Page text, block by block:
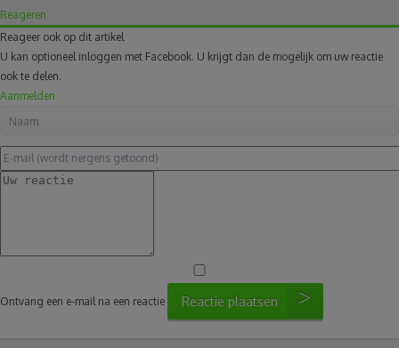
Reageren
Reageer ook op dit artikel
U kan optioneel inloggen met Facebook. U krijgt dan de mogelijk om uw reactie
ook te delen.
Aanmelden
Ontvang een e-mail na een reactie Reactie plaatsen